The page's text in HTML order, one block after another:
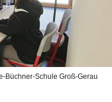
Büchner-Schule Groß-Gerau